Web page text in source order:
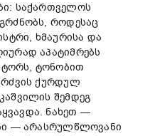
საქართველოს
როდესაც
ხმაურისა და
აპატიმრებს
ტონობით
ქურდულ
შემდეგ
ნახეთ —
— არასრულწლოვანი